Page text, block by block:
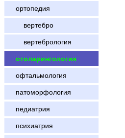
ортопедия
вертебро
вертебрология
отоларингология
офтальмология
патоморфология
педиатрия
психиатрия